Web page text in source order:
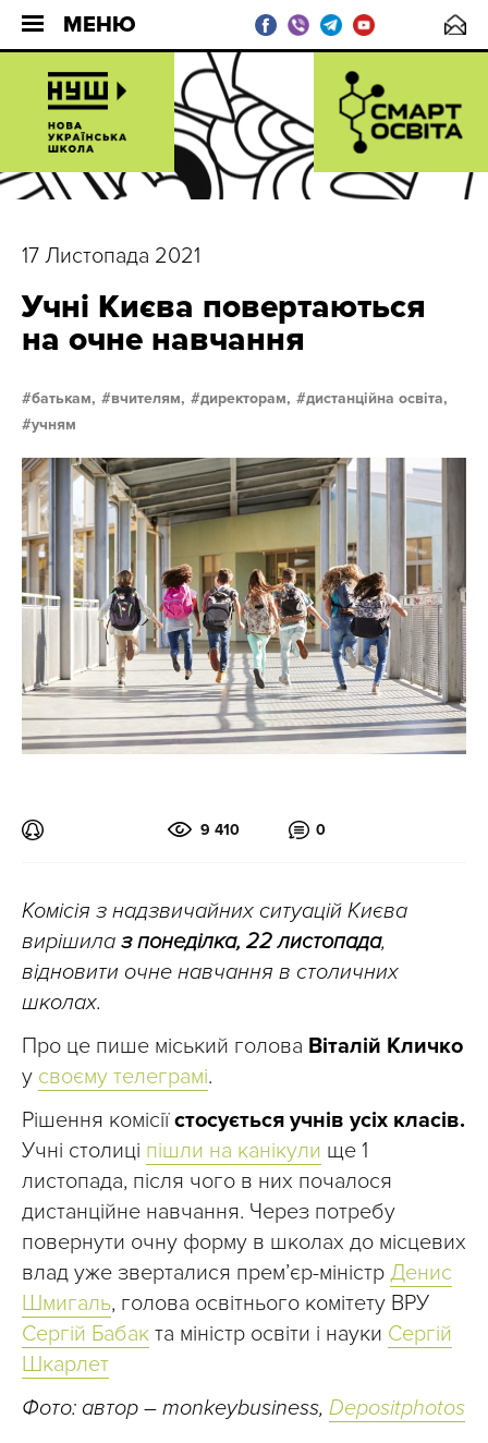
МЕНЮ
17 Листопада 2021
Учні Києва повертаються
на очне навчання
батькам, вчителям, директорам,
дистанційна освіта,
учням
9 410 0
Комісія з надзвичайних ситуацій Києва
вирішила з понеділка, 22 листопада,
відновити очне навчання в столичних
школах.
Про це пише міський голова Віталій Кличко
у своєму телеграмі.
Рішення комісіїстосується учнів усіх класів.
Учні столиці пішли на канікули ще 1
листопада, після чого в них почалося
дистанційне навчання. Через потребу
повернути очну форму в школах до місцевих
влад уже зверталися прем’єр-міністр Денис
Шмигаль, голова освітнього комітету ВРУ
Сергій Бабак та міністр освіти і науки Сергій
Шкарлет
Фото: автор – monkeybusiness, Depositphotos